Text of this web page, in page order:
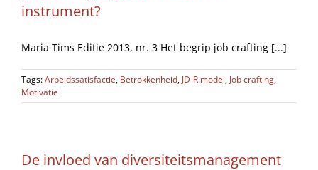
instrument?
Maria Tims Editie 2013, nr. 3 Het begrip job crafting [...]
Tags:Arbeidssatisfactie, Betrokkenheid, JD-R model, Job crafting,
Motivatie
De invloed van diversiteitsmanagement